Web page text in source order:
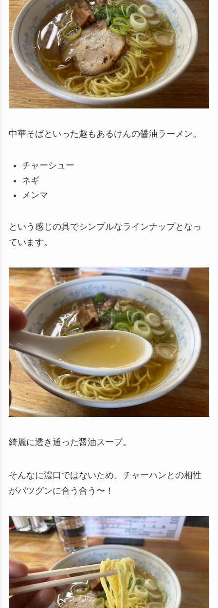
中華そばといった趣もあるけんの醤油ラーメン。
チャーシュー
ネギ
メンマ
という感じの具でシンプルなラインナップとなっ
ています。
綺麗に透き通った醤油スープ。
そんなに濃口ではないため、チャーハンとの相性
がバツグンに合う合う〜！